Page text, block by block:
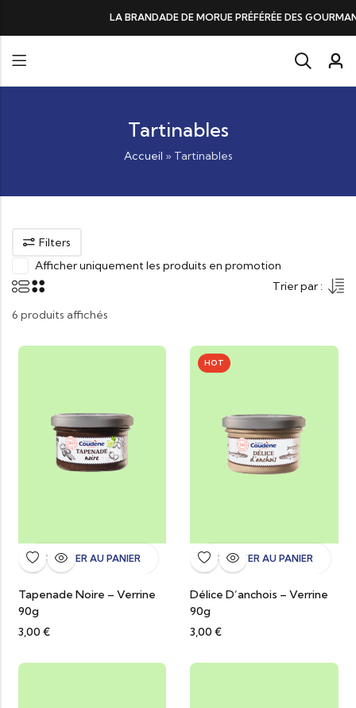
LA BRANDADE DE MORUE PRÉFÉRÉE DES GOURMANDS, N°1 DANS
Tartinables
Accueil » Tartinables
Filters
Afficher uniquement les produits en promotion
Trier par :
6 produits affichés
AJOUTER AU PANIER
Tapenade Noire – Verrine
90g
3,00 €
HOT
AJOUTER AU PANIER
Délice D’anchois – Verrine
90g
3,00 €